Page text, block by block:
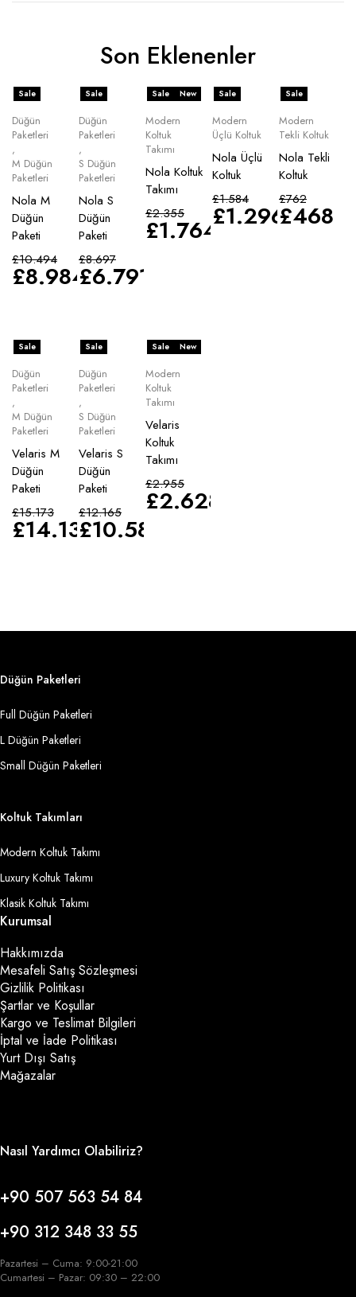
Son Eklenenler
Sale
Düğün
Paketleri
,
M Düğün
Paketleri
Nola M
Düğün
Paketi
£10.494
£8.984
Sale
Düğün
Paketleri
,
S Düğün
Paketleri
Nola S
Düğün
Paketi
£8.697
£6.791
Sale New
Modern
Koltuk
Takımı
Nola Koltuk
Takımı
£2.355
£1.764
Sale
Modern
Üçlü Koltuk
Nola Üçlü
Koltuk
£1.584
£1.296
Sale
Modern
Tekli Koltuk
Nola Tekli
Koltuk
£762
£468
Sale
Düğün
Paketleri
,
M Düğün
Paketleri
Velaris M
Düğün
Paketi
£15.173
£14.135
Sale
Düğün
Paketleri
,
S Düğün
Paketleri
Velaris S
Düğün
Paketi
£12.165
£10.583
Sale New
Modern
Koltuk
Takımı
Velaris
Koltuk
Takımı
£2.955
£2.628
Düğün Paketleri
Full Düğün Paketleri
L Düğün Paketleri
Small Düğün Paketleri
Koltuk Takımları
Modern Koltuk Takımı
Luxury Koltuk Takımı
Klasik Koltuk Takımı
Kurumsal
Hakkımızda
Mesafeli Satış Sözleşmesi
Gizlilik Politikası
Şartlar ve Koşullar
Kargo ve Teslimat Bilgileri
İptal ve İade Politikası
Yurt Dışı Satış
Mağazalar
Nasıl Yardımcı Olabiliriz?
+90 507 563 54 84
+90 312 348 33 55
Pazartesi – Cuma: 9:00-21:00
Cumartesi – Pazar: 09:30 – 22:00